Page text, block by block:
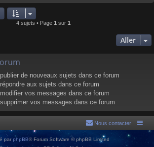
4 sujets • Page 1 sur 1
Aller
publier de nouveaux sujets dans ce forum
répondre aux sujets dans ce forum
modifier vos messages dans ce forum
supprimer vos messages dans ce forum
Nous contacter
par phpBB® Forum Software © phpBB Limited